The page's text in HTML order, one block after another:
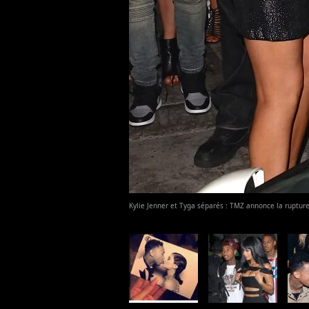
Kylie Jenner et Tyga séparés : TMZ annonce la